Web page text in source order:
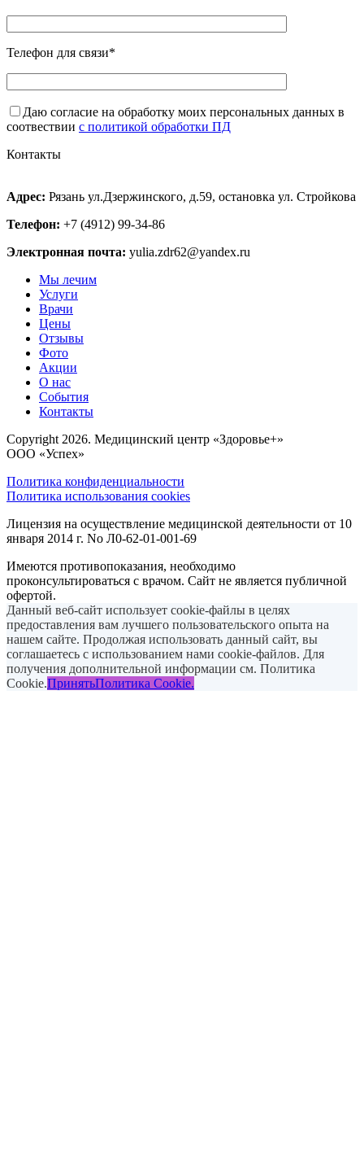
Телефон для связи*
Даю согласие на обработку моих персональных данных в
соотвествии с политикой обработки ПД
Контакты
Адрес: Рязань ул.Дзержинского, д.59, остановка ул. Стройкова
Телефон: +7 (4912) 99-34-86
Электронная почта: yulia.zdr62@yandex.ru
Мы лечим
Услуги
Врачи
Цены
Отзывы
Фото
Акции
О нас
События
Контакты
Copyright 2026. Медицинский центр «Здоровье+»
ООО «Успех»
Политика конфиденциальности
Политика использования cookies
Лицензия на осуществление медицинской деятельности от 10
января 2014 г. No Л0-62-01-001-69
Имеются противопоказания, необходимо
проконсультироваться с врачом. Сайт не является публичной
офертой.
Данный веб-сайт использует cookie-файлы в целях
предоставления вам лучшего пользовательского опыта на
нашем сайте. Продолжая использовать данный сайт, вы
соглашаетесь с использованием нами cookie-файлов. Для
получения дополнительной информации см. Политика
Cookie.ПринятьПолитика Cookie.